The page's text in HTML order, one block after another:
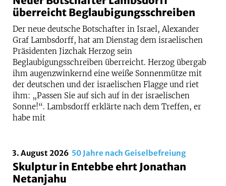
überreicht Beglaubigungsschreiben
Der neue deutsche Botschafter in Israel, Alexander
Graf Lambsdorff, hat am Dienstag dem israelischen
Präsidenten Jizchak Herzog sein
Beglaubigungsschreiben überreicht. Herzog übergab
ihm augenzwinkernd eine weiße Sonnenmütze mit
der deutschen und der israelischen Flagge und riet
ihm: „Passen Sie auf sich auf in der israelischen
Sonne!“. Lambsdorff erklärte nach dem Treffen, er
habe mit
3. August 2026 50 Jahre nach Geiselbefreiung
Skulptur in Entebbe ehrt Jonathan
Netanjahu